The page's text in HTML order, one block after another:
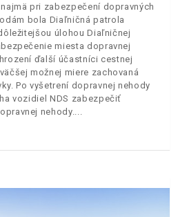
pri zabezpečení dopravných
bola Diaľničná patrola
úlohou Diaľničnej
miesta dopravnej
ďalší účastníci cestnej
možnej miere zachovaná
Po vyšetrení dopravnej nehody
vozidiel NDS zabezpečiť
nehody.